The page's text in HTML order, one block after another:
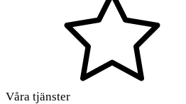
Våra tjänster